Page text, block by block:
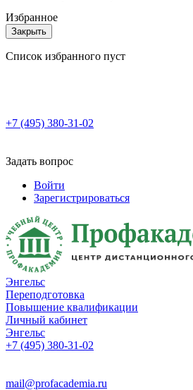
Избранное
Закрыть
Список избранного пуст
+7 (495) 380-31-02
Задать вопрос
Войти
Зарегистрироваться
Энгельс
Переподготовка
Повышение квалификации
Личный кабинет
Энгельс
+7 (495) 380-31-02
mail@profacademia.ru